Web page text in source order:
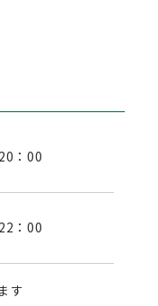
：00
：00
す